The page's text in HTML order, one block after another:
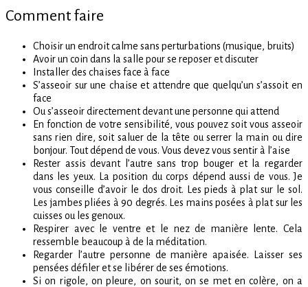
Comment faire
Choisir un endroit calme sans perturbations (musique, bruits)
Avoir un coin dans la salle pour se reposer et discuter
Installer des chaises face à face
S’asseoir sur une chaise et attendre que quelqu’un s’assoit en
face
Ou s’asseoir directement devant une personne qui attend
En fonction de votre sensibilité, vous pouvez soit vous asseoir
sans rien dire, soit saluer de la tête ou serrer la main ou dire
bonjour. Tout dépend de vous. Vous devez vous sentir à l’aise
Rester assis devant l’autre sans trop bouger et la regarder
dans les yeux. La position du corps dépend aussi de vous. Je
vous conseille d’avoir le dos droit. Les pieds à plat sur le sol.
Les jambes pliées à 90 degrés. Les mains posées à plat sur les
cuisses ou les genoux.
Respirer avec le ventre et le nez de manière lente. Cela
ressemble beaucoup à de la méditation.
Regarder l’autre personne de manière apaisée. Laisser ses
pensées défiler et se libérer de ses émotions.
Si on rigole, on pleure, on sourit, on se met en colère, on a